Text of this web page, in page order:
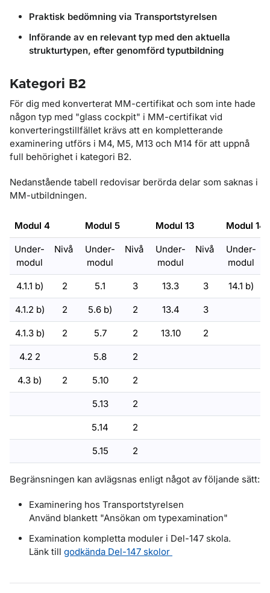
Praktisk bedömning via Transportstyrelsen
Införande av en relevant typ med den aktuella
strukturtypen, efter genomförd typutbildning
Kategori B2
För dig med konverterat MM-certifikat och som inte hade
någon typ med "glass cockpit" i MM-certifikat vid
konverteringstillfället krävs att en kompletterande
examinering utförs i M4, M5, M13 och M14 för att uppnå
full behörighet i kategori B2.
Nedanstående tabell redovisar berörda delar som saknas i
MM-utbildningen.
Modul 4 Modul 5 Modul 13 Modul 14
Under-
modul
Nivå
Under-
modul
Nivå
Under-
modul
Nivå
Under-
modul
4.1.1 b) 2 5.1 3 13.3 3 14.1 b)
4.1.2 b) 2 5.6 b) 2 13.4 3
4.1.3 b) 2 5.7 2 13.10 2
4.2 2 5.8 2
4.3 b) 2 5.10 2
5.13 2
5.14 2
5.15 2
Begränsningen kan avlägsnas enligt något av följande sätt:
Examinering hos Transportstyrelsen
Använd blankett "Ansökan om typexamination"
Examination kompletta moduler i Del-147 skola.
Länk till godkända Del-147 skolor